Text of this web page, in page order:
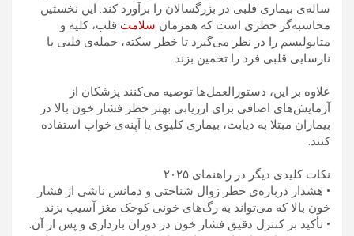
ساله‌ی بیماری قلبی در بزرگسالان را برآورد کند. این نخستین
محاسبه‌گر خطری است که همزمان سلامت قلب، کلیه و
متابولیسم را در نظر می‌گیرد تا خطر سکته، حمله‌ی قلبی یا
نارسایی قلبی فرد را تخمین بزند.
علاوه بر این، دستورالعمل‌ها توصیه می‌کنند پزشکان از
آزمایش‌های اضافی برای ارزیابی بهتر خطر فشار خون بالا در
بیماران مبتلا به دیابت، بیماری کلیوی یا آپنه‌ی خواب استفاده
کنند.
نکات کلیدی دیگر در راهنمای ۲۰۲۵
• هشدار درباره‌ی خطر زوال شناختی و دمانس ناشی از فشار
خون بالا که می‌تواند به رگ‌های خونی کوچک مغز آسیب بزند.
• تأکید بر کنترل دقیق فشار خون در دوران بارداری و پس از آن.